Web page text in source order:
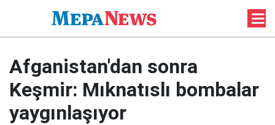
Afganistan'dan sonra
Keşmir: Mıknatıslı bombalar
yaygınlaşıyor